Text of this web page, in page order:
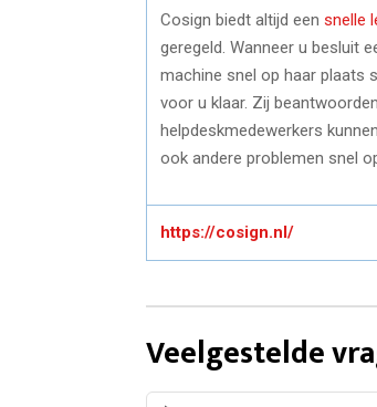
Cosign biedt altijd een snelle
geregeld. Wanneer u besluit
machine snel op haar plaats
voor u klaar. Zij
helpdeskmedewerkers
ook andere problemen snel
https://cosign.nl/
Veelgestelde